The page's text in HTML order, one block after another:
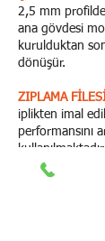
2,5 mm
ana gövdesi
kurulduktan
dönüşür.
ZIPLAMA
iplikten imal
performansını
kullanılmaktadır.